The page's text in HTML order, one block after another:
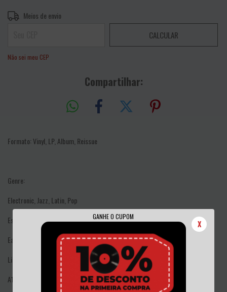
GANHE O CUPOM
X
Entregas para o CEP:
Meios de envio
CALCULAR
Não sei meu CEP
Compartilhar:
Formato: Vinyl, LP, Album, Reissue
Genre:
Electronic, Jazz, Latin, Pop
Estilo:
Easy Listening
Lista de faixas
A1